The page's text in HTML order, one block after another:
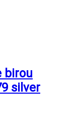
birou
silver